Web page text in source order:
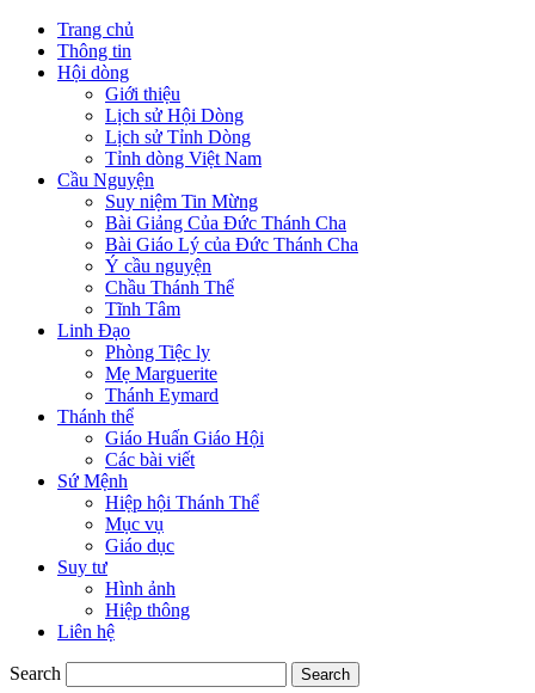
Trang chủ
Thông tin
Hội dòng
Giới thiệu
Lịch sử Hội Dòng
Lịch sử Tỉnh Dòng
Tỉnh dòng Việt Nam
Cầu Nguyện
Suy niệm Tin Mừng
Bài Giảng Của Đức Thánh Cha
Bài Giáo Lý của Đức Thánh Cha
Ý cầu nguyện
Chầu Thánh Thể
Tĩnh Tâm
Linh Đạo
Phòng Tiệc ly
Mẹ Marguerite
Thánh Eymard
Thánh thể
Giáo Huấn Giáo Hội
Các bài viết
Sứ Mệnh
Hiệp hội Thánh Thể
Mục vụ
Giáo dục
Suy tư
Hình ảnh
Hiệp thông
Liên hệ
Search